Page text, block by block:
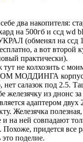
два накопителя:
на 500гб и ссд wd
(обменял на ссд
а вот второй
практически).
не колхозить с
МОДДИНГА
нет салазок под 2.5.
железячку из днонс
адаптером
Железячка
и на ней совпадают
Похоже, придется все
поделие.